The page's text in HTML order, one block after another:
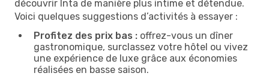
découvrir Inta de manière plus intime et détendue.
Voici quelques suggestions d’activités à essayer :
Profitez des prix bas : offrez-vous un dîner
gastronomique, surclassez votre hôtel ou vivez
une expérience de luxe grâce aux économies
réalisées en basse saison.